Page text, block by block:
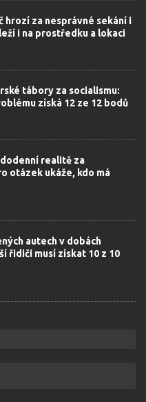
hrozí za nesprávné sekání i
i na prostředku a lokaci
tábory za socialismu:
získá 12 ze 12 bodů
realitě za
otázek ukáže, kdo má
autech v dobách
řidiči musí získat 10 z 10